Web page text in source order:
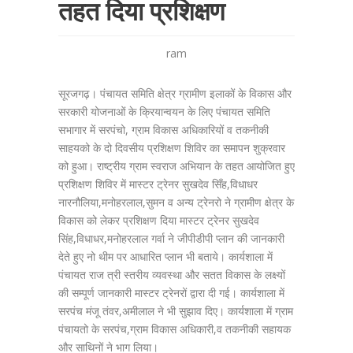
तहत दिया प्रशिक्षण
ram
सूरजगढ़। पंचायत समिति क्षेत्र ग्रामीण इलाकों के विकास और
सरकारी योजनाओं के क्रियान्वयन के लिए पंचायत समिति
सभागार में सरपंचो, ग्राम विकास अधिकारियों व तकनीकी
साहयको के दो दिवसीय प्रशिक्षण शिविर का समापन शुक्रवार
को हुआ। राष्ट्रीय ग्राम स्वराज अभियान के तहत आयोजित हुए
प्रशिक्षण शिविर में मास्टर ट्रेनर सुखदेव सिँह,विधाधर
नारनौलिया,मनोहरलाल,सुमन व अन्य ट्रेनरो ने ग्रामीण क्षेत्र के
विकास को लेकर प्रशिक्षण दिया मास्टर ट्रेनर सुखदेव
सिंह,विधाधर,मनोहरलाल गर्वा ने जीपीडीपी प्लान की जानकारी
देते हुए नो थीम पर आधारित प्लान भी बताये। कार्यशाला में
पंचायत राज त्री स्तरीय व्यवस्था और सतत विकास के लक्ष्यों
की सम्पूर्ण जानकारी मास्टर ट्रेनरों द्वारा दी गई। कार्यशाला में
सरपंच मंजू तंवर,अमीलाल ने भी सुझाव दिए। कार्यशाला में ग्राम
पंचायतो के सरपंच,ग्राम विकास अधिकारी,व तकनीकी सहायक
और साथिनों ने भाग लिया।